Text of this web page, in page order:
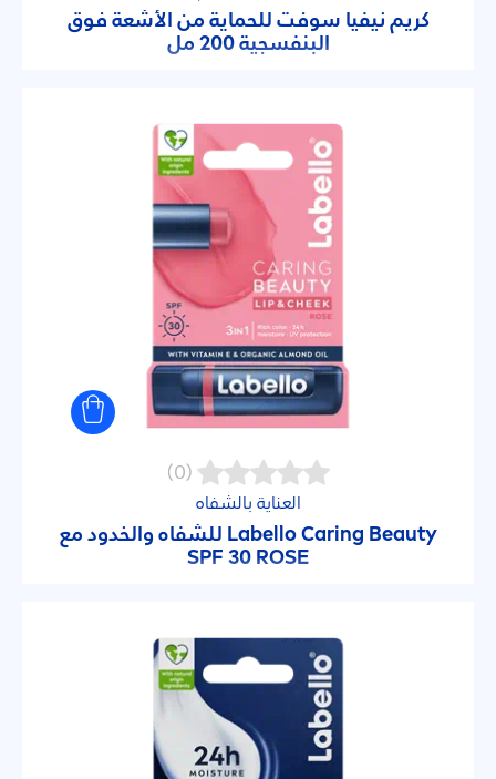
كريم نيفيا سوفت للحماية من الأشعة فوق
البنفسجية 200 مل
(0)
العناية بالشفاه
LabelloCaring Beauty
للشفاه والخدود مع
SPF 30 ROSE